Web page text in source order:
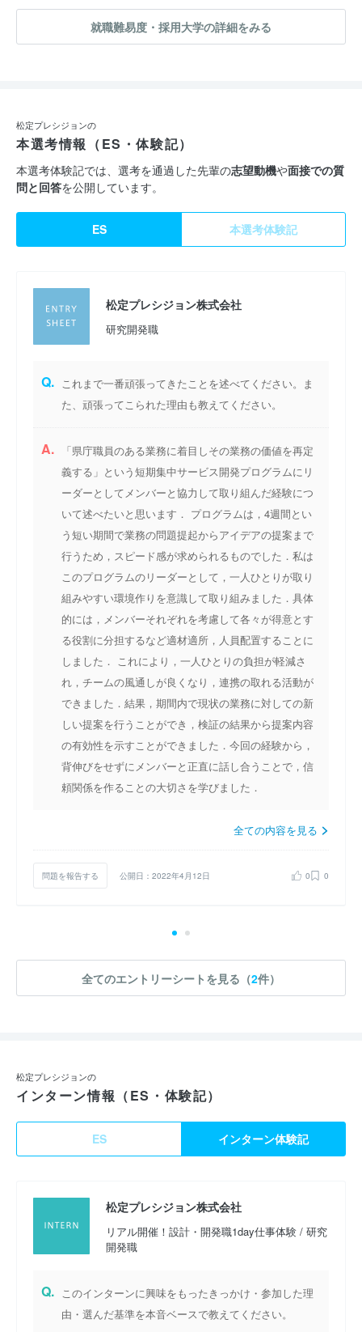
就職難易度・採用大学の詳細をみる
松定プレシジョンの
本選考情報（ES・体験記）
本選考体験記では、選考を通過した先輩の志望動機や面接での質
問と回答を公開しています。
ES 本選考体験記
松定プレシジョン株式会社
研究開発職
Q. これまで一番頑張ってきたことを述べてください。ま
た、頑張ってこられた理由も教えてください。
A.
「県庁職員のある業務に着目しその業務の価値を再定
義する」という短期集中サービス開発プログラムにリ
ーダーとしてメンバーと協力して取り組んだ経験につ
いて述べたいと思います． プログラムは，4週間とい
う短い期間で業務の問題提起からアイデアの提案まで
行うため，スピード感が求められるものでした．私は
このプログラムのリーダーとして，一人ひとりが取り
組みやすい環境作りを意識して取り組みました．具体
的には，メンバーそれぞれを考慮して各々が得意とす
る役割に分担するなど適材適所，人員配置することに
しました． これにより，一人ひとりの負担が軽減さ
れ，チームの風通しが良くなり，連携の取れる活動が
できました．結果，期間内で現状の業務に対しての新
しい提案を行うことができ，検証の結果から提案内容
の有効性を示すことができました．今回の経験から，
背伸びをせずにメンバーと正直に話し合うことで，信
頼関係を作ることの大切さを学びました．
全ての内容を見る
問題を報告する 公開日：2022年4月12日 0 0
全てのエントリーシートを見る（2件）
松定プレシジョンの
インターン情報（ES・体験記）
ES インターン体験記
松定プレシジョン株式会社
リアル開催！設計・開発職1day仕事体験 / 研究
開発職
Q. このインターンに興味をもったきっかけ・参加した理
由・選んだ基準を本音ベースで教えてください。